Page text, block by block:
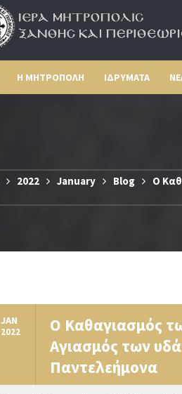
Η ΜΗΤΡΟΠΟΛΗ ΙΔΡΥΜΑΤΑ
2022 January Blog
Ο
JAN
2022
Ο Καθαγιασμός
Αγιασμός των
Παντελεήμονα